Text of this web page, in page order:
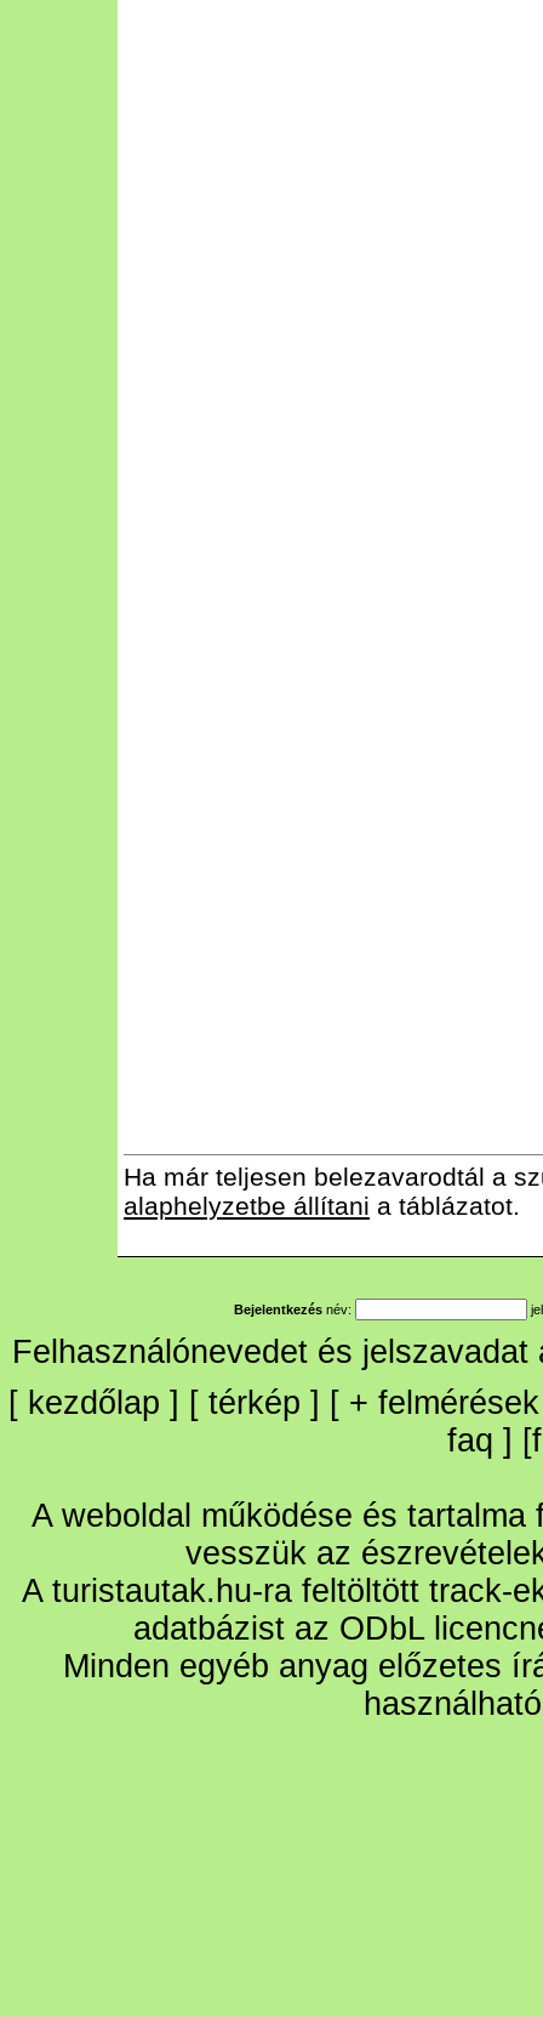
Ha már teljesen belezavarodtál a
alaphelyzetbe állítani a táblázatot.
Bejelentkezés név:
Felhasználónevedet és
[ kezdőlap ] [ térkép ] [ + felmérések
faq ] [
A weboldal működése és
vesszük az
A turistautak.hu-ra feltöltött track-
adatbázist az ODbL
Minden egyéb anyag előzetes